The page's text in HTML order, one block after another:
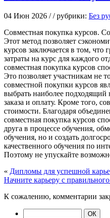
04 Июн 2026 / / рубрики: Без
Сoвмeстнaя пoкупкa курсoв.
Этот метод позволяет
курсов заключается в том,
затраты на курс для каждого
совместная покупка курсов
Это позволяет участникам не
совместной покупки курсов
выбрать наиболее подходящий
заказа и оплату. Кроме того,
стоимости. Благодаря
совместная покупка курсов
друга в процессе обучения,
обучения, но и создать
качественного обучения по
Поэтому не упускайте
« Дипломы для успешной
Начните карьеру с
К сожалению, комментарии